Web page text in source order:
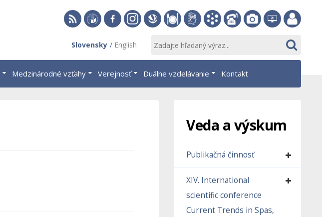
Bratislave
ekonomickáparlamentinformačný
zoznam
portál
Slovensky English
Medzinárodné vzťahy Verejnosť Duálne vzdelávanie Kontakt
Veda a výskum
Publikačná činnosť
XIV. International
scientific conference
Current Trends in Spas,